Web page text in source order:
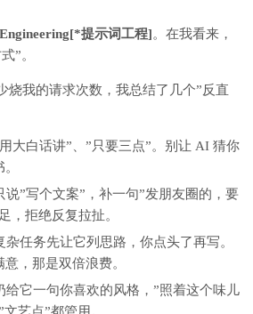
提示词工程]。在我看来，
”。
烧我的请求次数，我总结了几个”反直
用大白话讲”、”只要三点”。别让 AI 猜你
说”写个文案”，补一句”发朋友圈的，要
，拒绝反复拉扯。
杂任务先让它列思路，你点头了再写。
，那是双倍浪费。
给它一句你喜欢的风格，”照着这个味儿